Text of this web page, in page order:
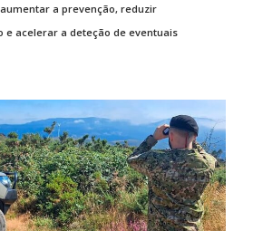
a prevenção, reduzir
e acelerar a deteção de eventuais